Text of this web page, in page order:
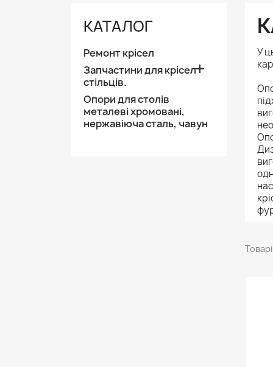
КАТАЛОГ
Ремонт крісел
Запчастини для крісел
стільців.

Опори для столів
металеві хромовані,
нержавіюча сталь, чавун
У